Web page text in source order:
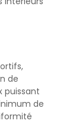
de
puissant
de